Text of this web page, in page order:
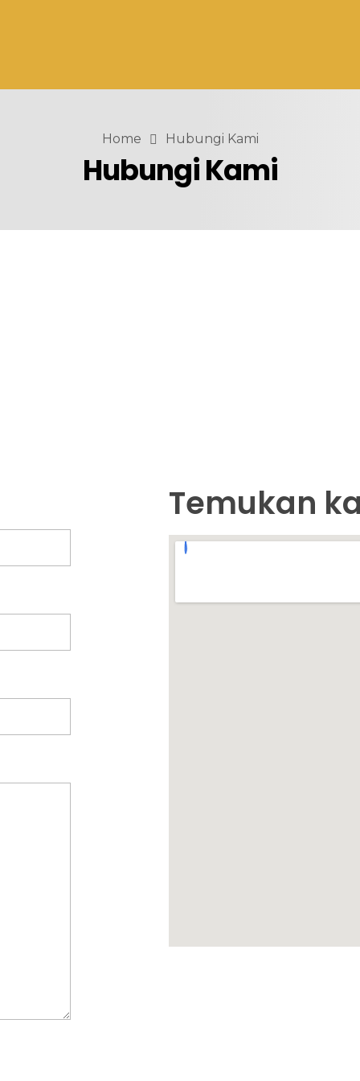
Home Hubungi Kami
Hubungi Kami
Temukan